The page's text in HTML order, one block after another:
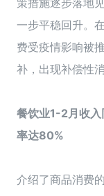
策措施逐步落地
一步平稳回升。
费受疫情影响被
补，出现补偿性消
餐饮业1-2月收
率达80%
介绍了商品消费